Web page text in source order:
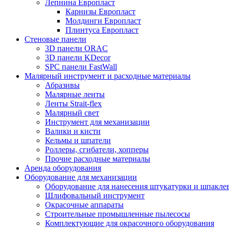
Лепнина Европласт
Карнизы Европласт
Молдинги Европласт
Плинтуса Европласт
Стеновые панели
3D панели ORAC
3D панели KDecor
SPC панели FastWall
Малярный инструмент и расходные материалы
Абразивы
Малярные ленты
Ленты Strait-flex
Малярный свет
Инструмент для механизации
Валики и кисти
Кельмы и шпатели
Роллеры, сгибатели, хопперы
Прочие расходные материалы
Аренда оборудования
Оборудование для механизации
Оборудование для нанесения штукатурки и
Шлифовальный инструмент
Окрасочные аппараты
Строительные промышленные пылесосы
Комплектующие для окрасочного оборудования